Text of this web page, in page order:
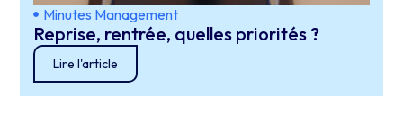
Minutes Management
Reprise, rentrée, quelles priorités ?
Lire l'article